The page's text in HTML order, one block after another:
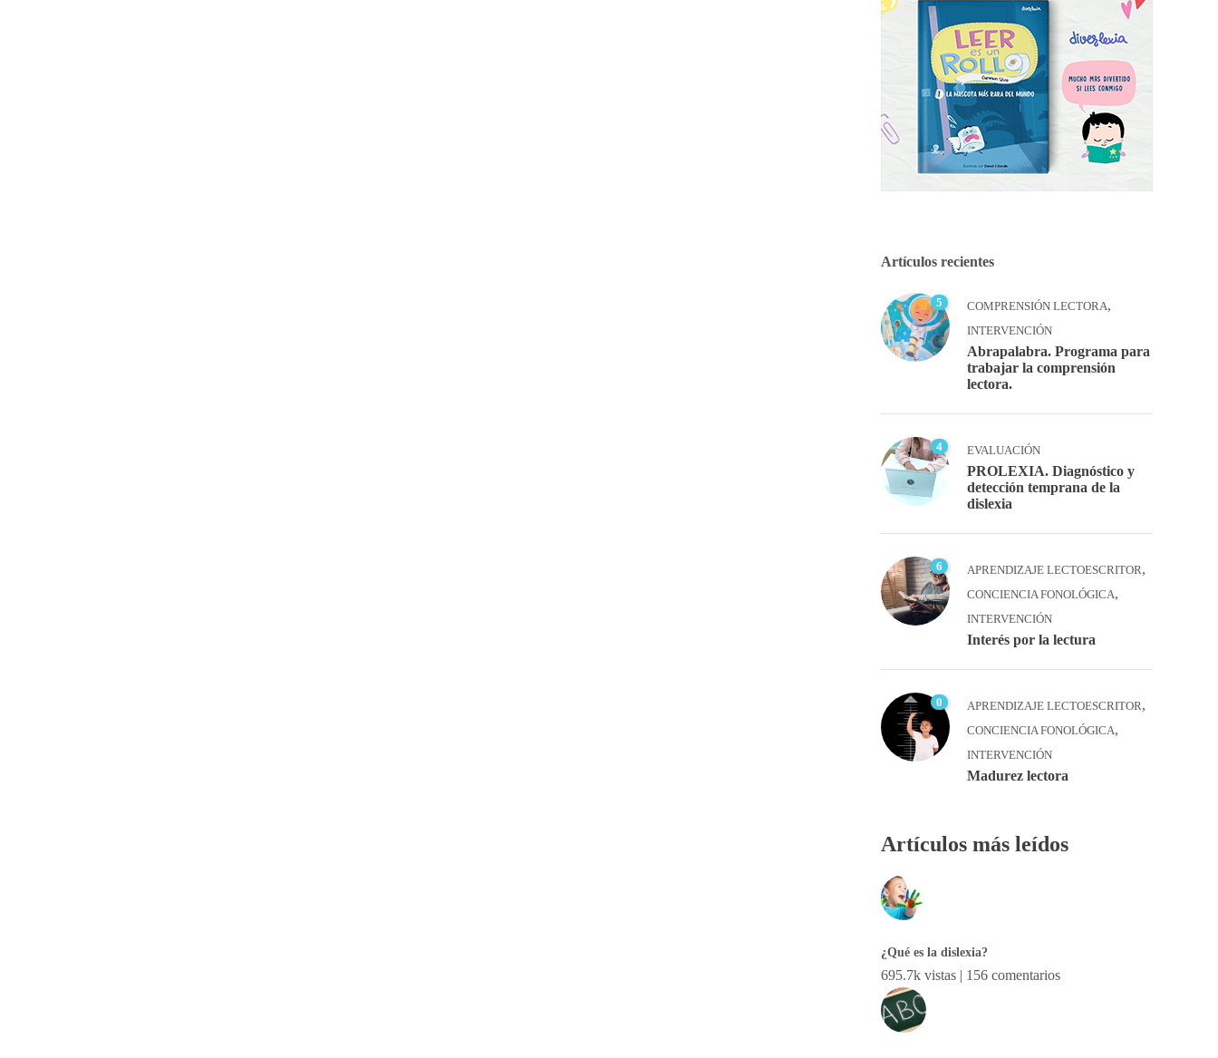
Artículos recientes
5 COMPRENSIÓN LECTORA,
INTERVENCIÓN
Abrapalabra. Programa para
trabajar la comprensión
lectora.
4 EVALUACIÓN
PROLEXIA. Diagnóstico y
detección temprana de la
dislexia
6 APRENDIZAJE LECTOESCRITOR,
CONCIENCIA FONOLÓGICA,
INTERVENCIÓN
Interés por la lectura
0 APRENDIZAJE LECTOESCRITOR,
CONCIENCIA FONOLÓGICA,
INTERVENCIÓN
Madurez lectora
Artículos más leídos
¿Qué es la dislexia?
695.7k vistas | 156 comentarios